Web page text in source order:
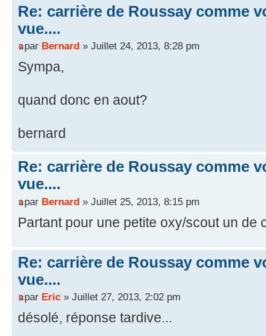
Re: carrière de Roussay comme
vue....
par Bernard » Juillet 24, 2013, 8:28 pm
Sympa,
quand donc en aout?
bernard
Re: carrière de Roussay comme
vue....
par Bernard » Juillet 25, 2013, 8:15 pm
Partant pour une petite oxy/scout un de
Re: carrière de Roussay comme
vue....
par Eric » Juillet 27, 2013, 2:02 pm
désolé, réponse tardive...